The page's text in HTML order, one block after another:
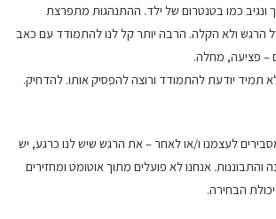
ונגיב כמו בטנטרום של ילד. ההתנהגות מתפרצת
הרגש ולא הקלה. הרבה יותר קל לנו להתמודד עם כאב
– פציעה, מחלה.
תמיד יודעת להתמודד ורוצה להפסיק אותו. להדחיק.
לעצמנו ו/או לאחר – את הרגש שיש לנו כרגע, יש
אנחנו לא פועלים מתוך אוטומט ומחזירים
הבחירה.